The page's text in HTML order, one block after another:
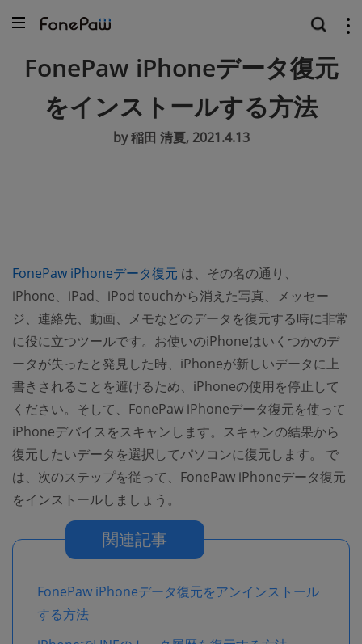
FonePaw iPhoneデータ復元
をインストールする方法
by 稲田 清夏, 2021.4.13
FonePaw iPhoneデータ復元 (opens new window)
は、その名の通り、
iPhone、iPad、iPod touchから消えた写真、メッセー
ジ、連絡先、動画、メモなどのデータを復元する時に非常
に役に立つツールです。お使いのiPhoneはいくつかのデ
ータが失ったと発見した時、iPhoneが新しいデータに上
書きされることを避けるため、iPhoneの使用を停止して
ください。そして、FonePaw iPhoneデータ復元を使って
iPhoneデバイスをスキャンします。スキャンの結果から
復元したいデータを選択してパソコンに復元します。 で
は、次のステップを従って、FonePaw iPhoneデータ復元
をインストールしましょう。
関連記事
FonePaw iPhoneデータ復元をアンインストール
する方法